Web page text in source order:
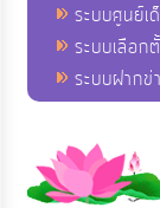
ระบบศูนย์เ
ระบบเลือ
ระบบฝาก